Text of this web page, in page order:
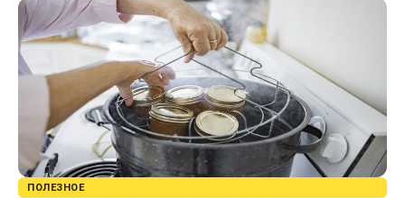
ПОЛЕЗНОЕ